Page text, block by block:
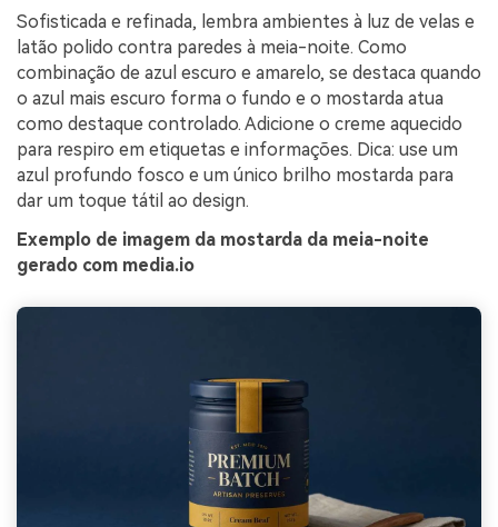
Sofisticada e refinada, lembra ambientes à luz de velas e
latão polido contra paredes à meia-noite. Como
combinação de azul escuro e amarelo, se destaca quando
o azul mais escuro forma o fundo e o mostarda atua
como destaque controlado. Adicione o creme aquecido
para respiro em etiquetas e informações. Dica: use um
azul profundo fosco e um único brilho mostarda para
dar um toque tátil ao design.
Exemplo de imagem da mostarda da meia-noite
gerado com media.io